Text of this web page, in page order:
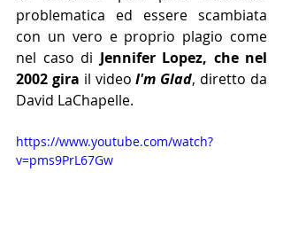
problematica ed essere scambiata
con un vero e proprio plagio come
nel caso di Jennifer Lopez, che nel
2002 gira il video I'm Glad, diretto da
David LaChapelle.
https://www.youtube.com/watch?
v=pms9PrL67Gw